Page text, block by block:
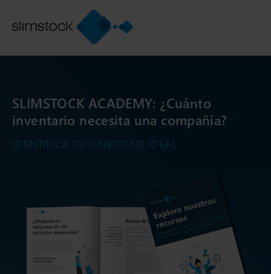
SLIMSTOCK ACADEMY: ¿Cuánto
inventario necesita una compañía?
IDENTIFICA TU CANTIDAD IDEAL